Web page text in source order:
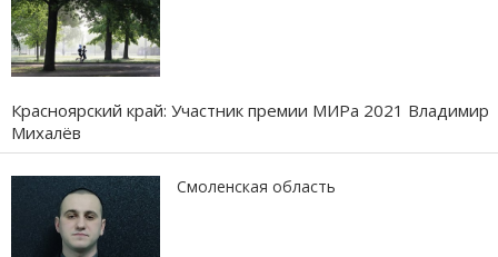
Красноярский край: Участник премии МИРа 2021 Владимир
Михалёв
Смоленская область